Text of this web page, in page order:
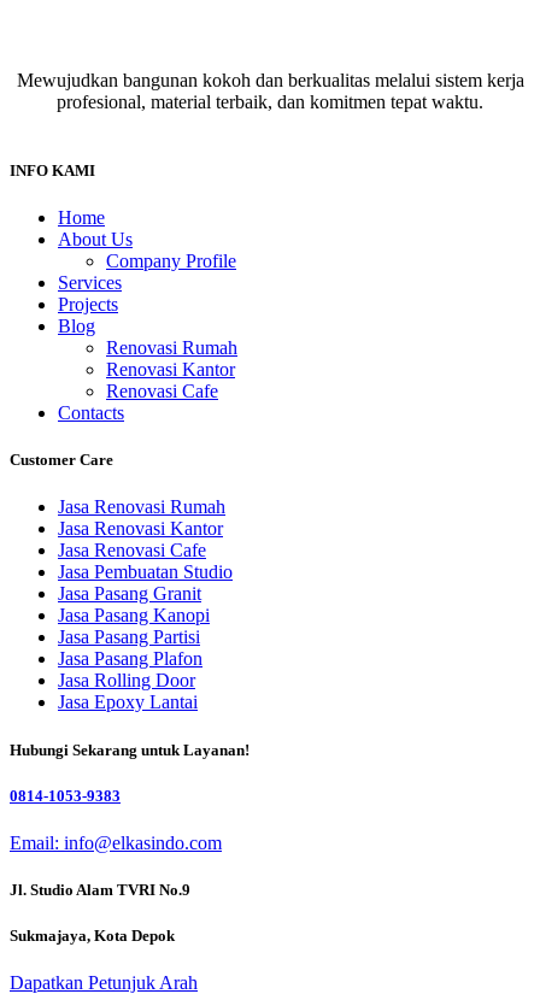
Mewujudkan bangunan kokoh dan berkualitas melalui sistem kerja
profesional, material terbaik, dan komitmen tepat waktu.
INFO KAMI
Home
About Us
Company Profile
Services
Projects
Blog
Renovasi Rumah
Renovasi Kantor
Renovasi Cafe
Contacts
Customer Care
Jasa Renovasi Rumah
Jasa Renovasi Kantor
Jasa Renovasi Cafe
Jasa Pembuatan Studio
Jasa Pasang Granit
Jasa Pasang Kanopi
Jasa Pasang Partisi
Jasa Pasang Plafon
Jasa Rolling Door
Jasa Epoxy Lantai
Hubungi Sekarang untuk Layanan!
0814-1053-9383
Email: info@elkasindo.com
Jl. Studio Alam TVRI No.9
Sukmajaya, Kota Depok
Dapatkan Petunjuk Arah